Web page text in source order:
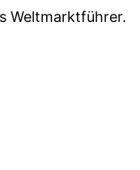
Weltmarktführer.